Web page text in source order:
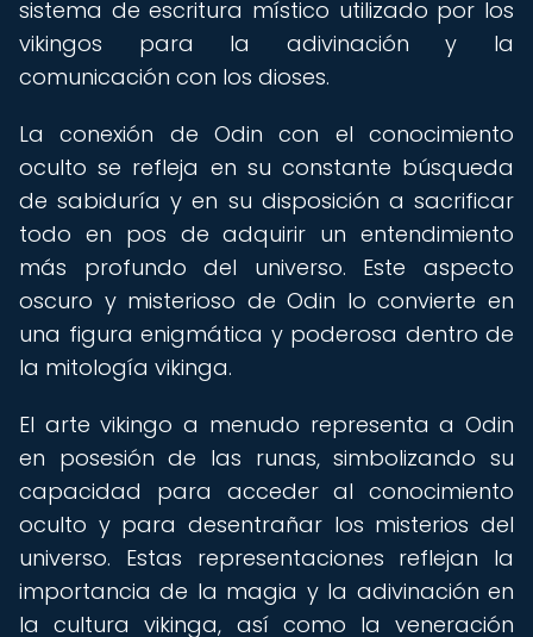
sistema de escritura místico utilizado por los
vikingos para la adivinación y la
comunicación con los dioses.
La conexión de Odin con el conocimiento
oculto se refleja en su constante búsqueda
de sabiduría y en su disposición a sacrificar
todo en pos de adquirir un entendimiento
más profundo del universo. Este aspecto
oscuro y misterioso de Odin lo convierte en
una figura enigmática y poderosa dentro de
la mitología vikinga.
El arte vikingo a menudo representa a Odin
en posesión de las runas, simbolizando su
capacidad para acceder al conocimiento
oculto y para desentrañar los misterios del
universo. Estas representaciones reflejan la
importancia de la magia y la adivinación en
la cultura vikinga, así como la veneración